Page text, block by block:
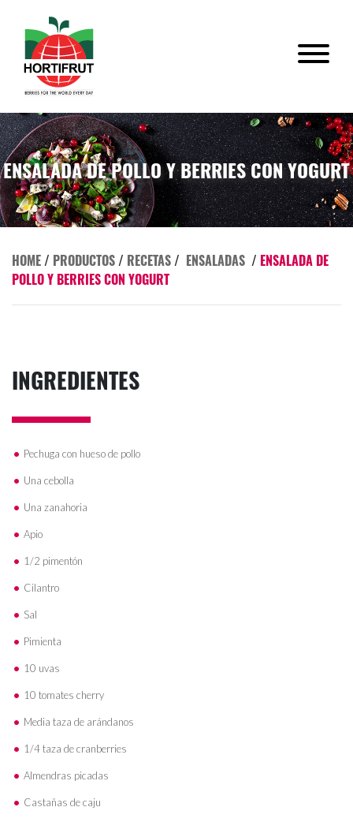
ENSALADA DE POLLO Y BERRIES CON YOGURT
HOME/ PRODUCTOS/ RECETAS/ ENSALADAS / ENSALADA DE
POLLO Y BERRIES CON YOGURT
INGREDIENTES
Pechuga con hueso de pollo
Una cebolla
Una zanahoria
Apio
1/2 pimentón
Cilantro
Sal
Pimienta
10 uvas
10 tomates cherry
Media taza de arándanos
1/4 taza de cranberries
Almendras picadas
Castañas de caju